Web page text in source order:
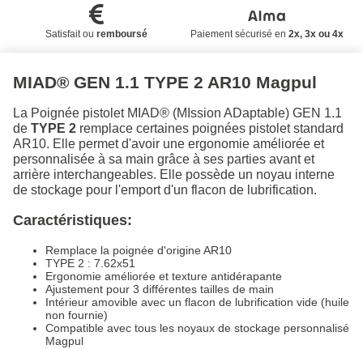
Satisfait ou remboursé Paiement sécurisé en 2x, 3x ou 4x
MIAD® GEN 1.1 TYPE 2 AR10 Magpul
La Poignée pistolet MIAD® (MIssion ADaptable) GEN 1.1
de TYPE 2 remplace certaines poignées pistolet standard
AR10. Elle permet d'avoir une ergonomie améliorée et
personnalisée à sa main grâce à ses parties avant et
arrière interchangeables. Elle possède un noyau interne
de stockage pour l'emport d'un flacon de lubrification.
Caractéristiques:
Remplace la poignée d'origine AR10
TYPE 2 : 7.62x51
Ergonomie améliorée et texture antidérapante
Ajustement pour 3 différentes tailles de main
Intérieur amovible avec un flacon de lubrification vide (huile
non fournie)
Compatible avec tous les noyaux de stockage personnalisé
Magpul